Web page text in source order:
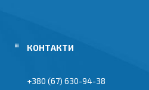
+380 (67) 630-94-38